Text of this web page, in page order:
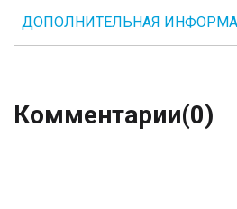
ДОПОЛНИТЕЛЬНАЯ
Комментарии(0)